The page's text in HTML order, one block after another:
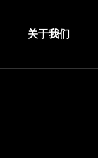
关于我们